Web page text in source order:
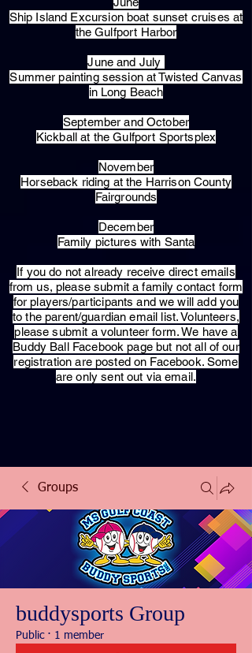
Ship Island Excursion boat sunset cruises at
the Gulfport Harbor
June and July
Summer painting session at Twisted Canvas
in Long Beach
September and October
Kickball at the Gulfport Sportsplex
November
Horseback riding at the Harrison County
Fairgrounds
December
Family pictures with Santa
​If you do not already receive direct emails
from us, please submit a family contact form
for players/participants and we will add you
to the parent/guardian email list. Volunteers,
please submit a volunteer form. We have a
Buddy Ball Facebook page but not all of our
registration are posted on Facebook. Some
are only sent out via email.
Groups
buddysports Group
Public · 1 member